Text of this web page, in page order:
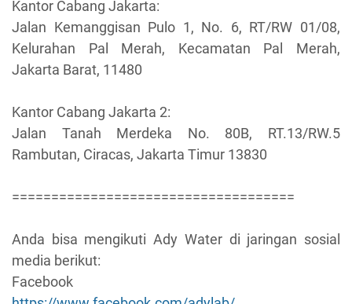
Kantor Cabang Jakarta:
Jalan Kemanggisan Pulo 1, No. 6, RT/RW 01/08,
Kelurahan Pal Merah, Kecamatan Pal Merah,
Jakarta Barat, 11480
Kantor Cabang Jakarta 2:
Jalan Tanah Merdeka No. 80B, RT.13/RW.5
Rambutan, Ciracas, Jakarta Timur 13830
====================================
Anda bisa mengikuti Ady Water di jaringan sosial
media berikut:
Facebook